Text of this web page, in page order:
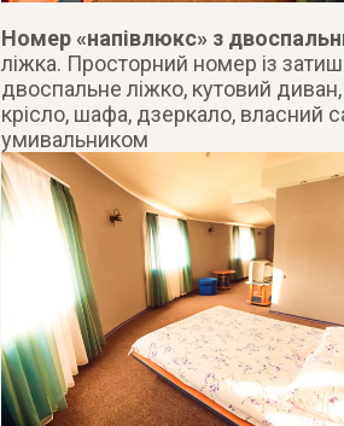
Номер «напівлюкс» з
ліжка. Просторний номер із
двоспальне ліжко, кутовий
крісло, шафа, дзеркало, власний
умивальником